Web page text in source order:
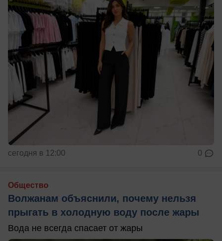
сегодня в 12:00 0
Общество
Волжанам объяснили, почему нельзя
прыгать в холодную воду после жары
Вода не всегда спасает от жары